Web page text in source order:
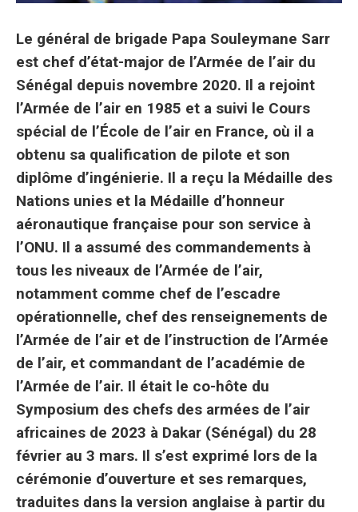
Le général de brigade Papa Souleymane Sarr
est chef d’état-major de l’Armée de l’air du
Sénégal depuis novembre 2020. Il a rejoint
l’Armée de l’air en 1985 et a suivi le Cours
spécial de l’École de l’air en France, où il a
obtenu sa qualification de pilote et son
diplôme d’ingénierie. Il a reçu la Médaille des
Nations unies et la Médaille d’honneur
aéronautique française pour son service à
l’ONU. Il a assumé des commandements à
tous les niveaux de l’Armée de l’air,
notamment comme chef de l’escadre
opérationnelle, chef des renseignements de
l’Armée de l’air et de l’instruction de l’Armée
de l’air, et commandant de l’académie de
l’Armée de l’air. Il était le co-hôte du
Symposium des chefs des armées de l’air
africaines de 2023 à Dakar (Sénégal) du 28
février au 3 mars. Il s’est exprimé lors de la
cérémonie d’ouverture et ses remarques,
traduites dans la version anglaise à partir du